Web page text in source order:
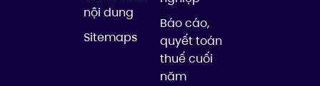
nội dung
Sitemaps
Báo cáo,
quyết toán
thuế cuối
năm